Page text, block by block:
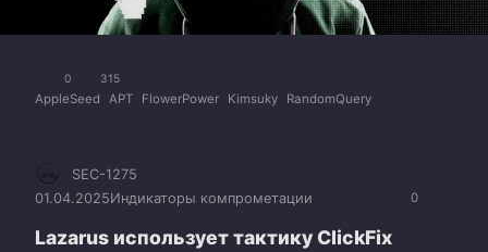
0 315
AppleSeed APT FlowerPower Kimsuky RandomQuery
0
SEC-1275
01.04.2025Индикаторы компрометации
Lazarus использует тактику ClickFix